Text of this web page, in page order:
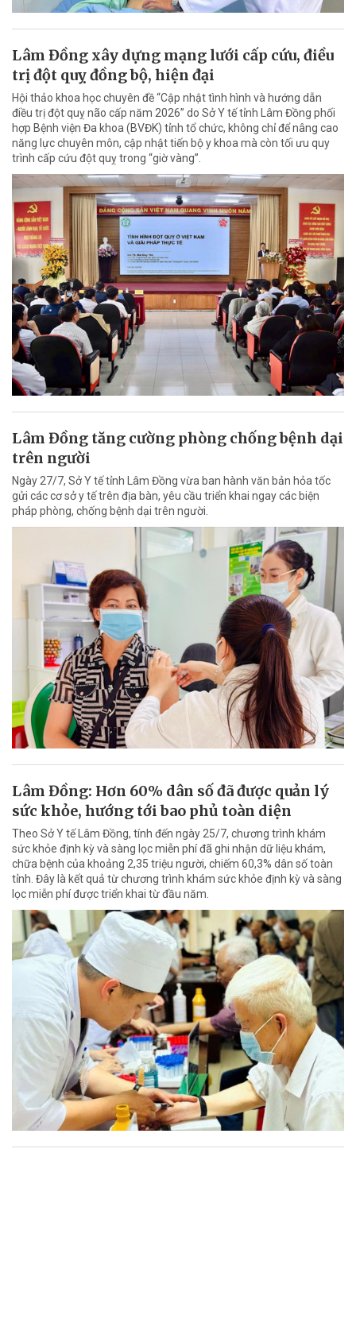
Lâm Đồng xây dựng mạng lưới cấp cứu, điều
trị đột quỵ đồng bộ, hiện đại
Hội thảo khoa học chuyên đề “Cập nhật tình hình và hướng dẫn
điều trị đột quỵ não cấp năm 2026” do Sở Y tế tỉnh Lâm Đồng phối
hợp Bệnh viện Đa khoa (BVĐK) tỉnh tổ chức, không chỉ để nâng cao
năng lực chuyên môn, cập nhật tiến bộ y khoa mà còn tối ưu quy
trình cấp cứu đột quỵ trong “giờ vàng”.
Lâm Đồng tăng cường phòng chống bệnh dại
trên người
Ngày 27/7, Sở Y tế tỉnh Lâm Đồng vừa ban hành văn bản hỏa tốc
gửi các cơ sở y tế trên địa bàn, yêu cầu triển khai ngay các biện
pháp phòng, chống bệnh dại trên người.
Lâm Đồng: Hơn 60% dân số đã được quản lý
sức khỏe, hướng tới bao phủ toàn diện
Theo Sở Y tế Lâm Đồng, tính đến ngày 25/7, chương trình khám
sức khỏe định kỳ và sàng lọc miễn phí đã ghi nhận dữ liệu khám,
chữa bệnh của khoảng 2,35 triệu người, chiếm 60,3% dân số toàn
tỉnh. Đây là kết quả từ chương trình khám sức khỏe định kỳ và sàng
lọc miễn phí được triển khai từ đầu năm.